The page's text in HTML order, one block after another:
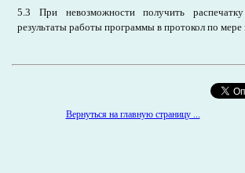
5.3 При невозможности получить
результаты работы программы в протокол по